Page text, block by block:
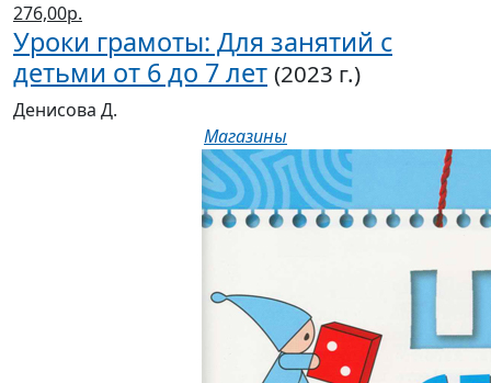
276,00р.
Уроки грамоты: Для занятий с
детьми от 6 до 7 лет (2023 г.)
Денисова Д.
Магазины